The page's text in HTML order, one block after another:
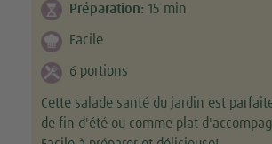
Préparation: 15 min
Facile
6 portions
Cette salade santé du jardin est
de fin d'été ou comme plat